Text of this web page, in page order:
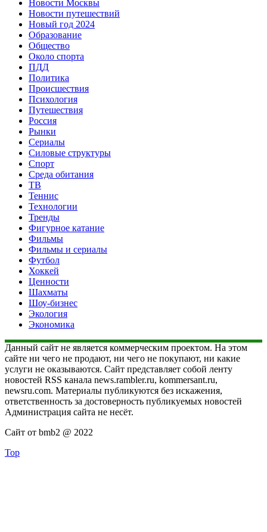
Новости Москвы
Новости путешествий
Новый год 2024
Образование
Общество
Около спорта
ПДД
Политика
Происшествия
Психология
Путешествия
Россия
Рынки
Сериалы
Силовые структуры
Спорт
Среда обитания
ТВ
Теннис
Технологии
Тренды
Фигурное катание
Фильмы
Фильмы и сериалы
Футбол
Хоккей
Ценности
Шахматы
Шоу-бизнес
Экология
Экономика
Данный сайт не является коммерческим проектом. На этом
сайте ни чего не продают, ни чего не покупают, ни какие
услуги не оказываются. Сайт представляет собой ленту
новостей RSS канала news.rambler.ru, kommersant.ru,
newsru.com. Материалы публикуются без искажения,
ответственность за достоверность публикуемых новостей
Администрация сайта не несёт.
Сайт от bmb2 @ 2022
Top